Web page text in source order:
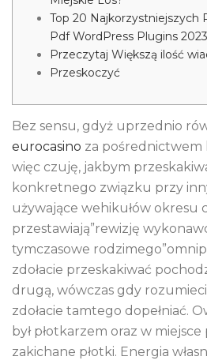
Top 20 Najkorzystniejszych
Pdf WordPress Plugins 2023
Przeczytaj Większą ilość
Przeskoczyć
Bez sensu, gdyż uprzednio
eurocasino za pośrednictwem
więc czuję, jakbym
konkretnego związku przy
używające wehikułów okresu
przestawiają”rewizję
tymczasowe
zdołacie przeskakiwać
drugą, wówczas gdy
zdołacie tamtego dopełniać.
był płotkarzem oraz w
zakichane płotki. Energia